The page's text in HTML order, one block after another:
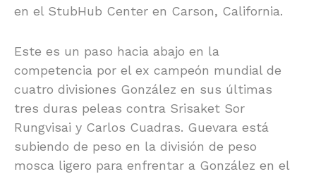
en el StubHub Center en Carson, California.
Este es un paso hacia abajo en la
competencia por el ex campeón mundial de
cuatro divisiones González en sus últimas
tres duras peleas contra Srisaket Sor
Rungvisai y Carlos Cuadras. Guevara está
subiendo de peso en la división de peso
mosca ligero para enfrentar a González en el